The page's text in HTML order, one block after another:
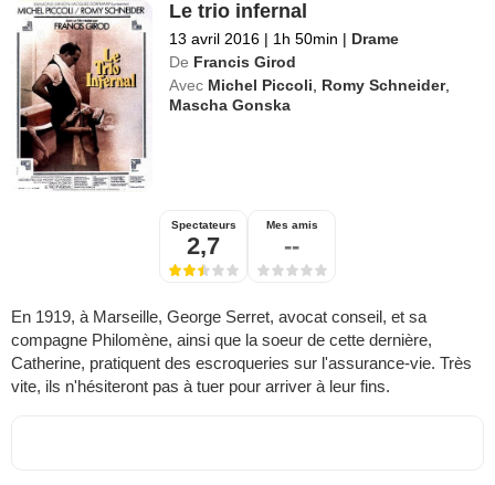
Le trio infernal
13 avril 2016 | 1h 50min | Drame
De Francis Girod
Avec Michel Piccoli Romy Schneider,
Mascha Gonska
Spectateurs
2,7
Mes amis
--
En 1919, à Marseille, George Serret, avocat conseil, et sa
compagne Philomène, ainsi que la soeur de cette dernière,
Catherine, pratiquent des escroqueries sur l'assurance-vie. Très
vite, ils n'hésiteront pas à tuer pour arriver à leur fins.